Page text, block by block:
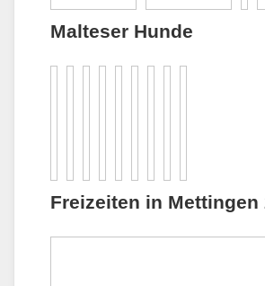
Malteser Hunde
Freizeiten in Mettingen